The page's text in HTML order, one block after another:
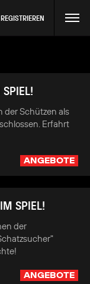
REGISTRIEREN
der Schützen als
Erfahrt
ANGEBOTE
SPIEL!
der
ANGEBOTE